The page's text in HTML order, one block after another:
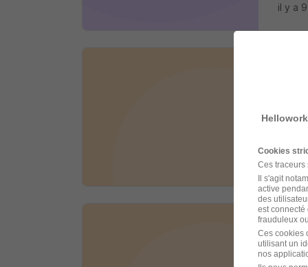
il y a
il y a
LIP
Cookies
Ces traceurs
Il s'agit
active
des
est connecté
frauduleux
Ces cookies
utilisant un
nos